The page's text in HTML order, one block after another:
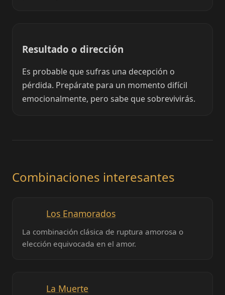
Resultado o dirección
Es probable que sufras una decepción o
pérdida. Prepárate para un momento difícil
emocionalmente, pero sabe que sobrevivirás.
Combinaciones interesantes
Los Enamorados
La combinación clásica de ruptura amorosa o
elección equivocada en el amor.
La Muerte